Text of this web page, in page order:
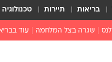
בריאות תיירות טכנולוגיה
שגרה בצל המלחמה עוד